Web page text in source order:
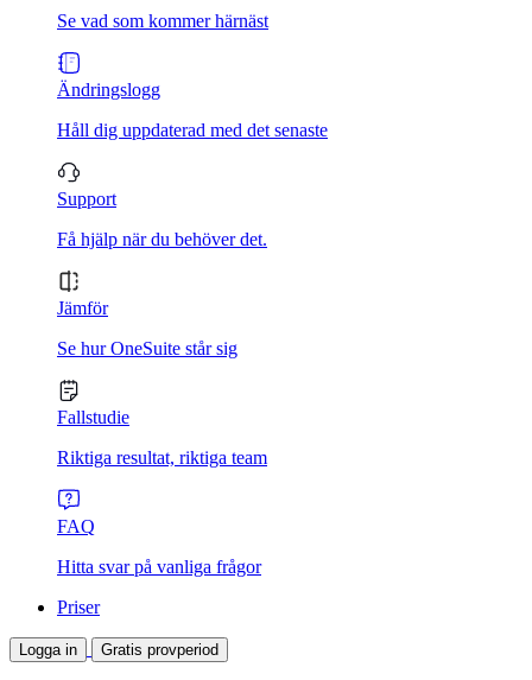
Se vad som kommer härnäst
Ändringslogg
Håll dig uppdaterad med det senaste
Support
Få hjälp när du behöver det.
Jämför
Se hur OneSuite står sig
Fallstudie
Riktiga resultat, riktiga team
FAQ
Hitta svar på vanliga frågor
Priser
Logga in Gratis provperiod